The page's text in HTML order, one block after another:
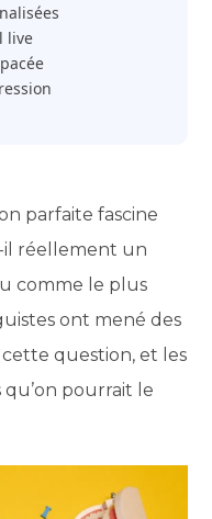
live
parfaite fascine
il réellement un
comme le plus
ont mené des
question, et les
pourrait le